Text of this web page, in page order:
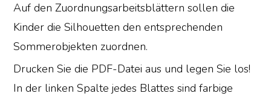
Auf den Zuordnungsarbeitsblättern sollen die
Kinder die Silhouetten den entsprechenden
Sommerobjekten zuordnen.
Drucken Sie die PDF-Datei aus und legen Sie los!
In der linken Spalte jedes Blattes sind farbige